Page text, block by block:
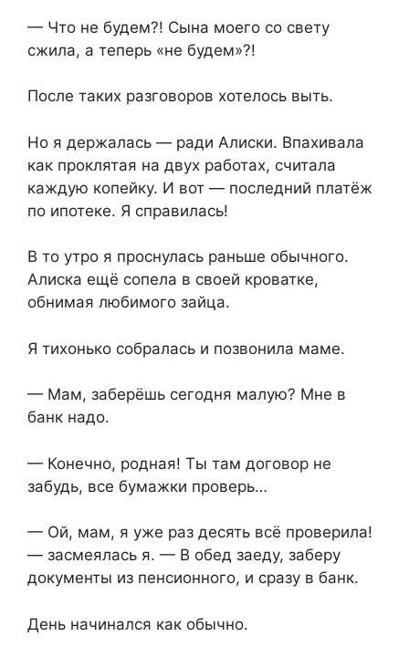
— Что не будем?! Сына моего со свету
сжила, а теперь «не будем»?!
После таких разговоров хотелось выть.
Но я держалась — ради Алиски. Впахивала
как проклятая на двух работах, считала
каждую копейку. И вот — последний платёж
по ипотеке. Я справилась!
В то утро я проснулась раньше обычного.
Алиска ещё сопела в своей кроватке,
обнимая любимого зайца.
Я тихонько собралась и позвонила маме.
— Мам, заберёшь сегодня малую? Мне в
банк надо.
— Конечно, родная! Ты там договор не
забудь, все бумажки проверь…
— Ой, мам, я уже раз десять всё проверила!
— засмеялась я. — В обед заеду, заберу
документы из пенсионного, и сразу в банк.
День начинался как обычно.